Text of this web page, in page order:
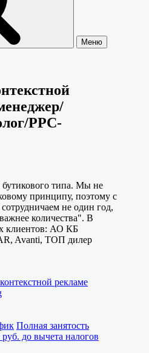
Меню
PPC-
бутикового типа. Мы не
принципу, поэтому с
не один год,
количества". В
клиентов: АО КБ
Avanti, ТОП дилер
рекламе
Полная занятость
до вычета налогов